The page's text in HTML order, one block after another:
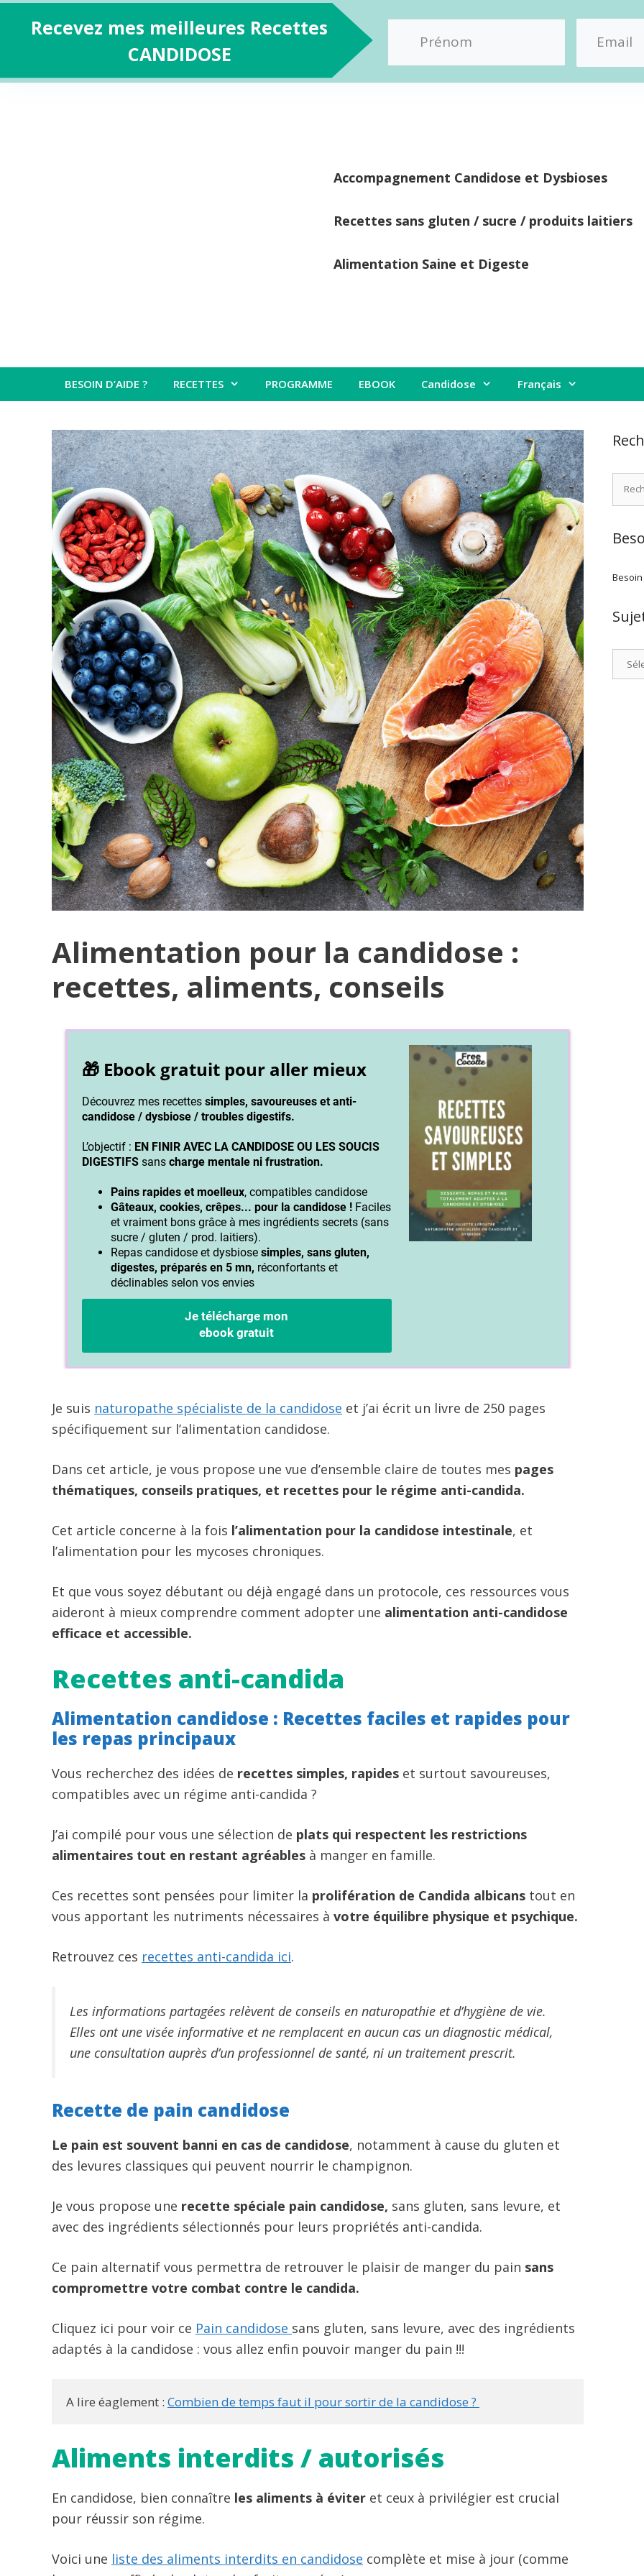
Accompagnement Candidose et Dysbioses
Recettes sans gluten / sucre / produits laitiers
Alimentation Saine et Digeste
BESOIN D’AIDE ? RECETTES PROGRAMME EBOOK Candidose Français
Alimentation pour la candidose :
recettes, aliments, conseils
Je suis naturopathe spécialiste de la candidose et j’ai écrit un livre de 250 pages
spécifiquement sur l’alimentation candidose.
Dans cet article, je vous propose une vue d’ensemble claire de toutes mes pages
thématiques, conseils pratiques, et recettes pour le régime anti-candida.
Cet article concerne à la fois l’alimentation pour la candidose intestinale, et
l’alimentation pour les mycoses chroniques.
Et que vous soyez débutant ou déjà engagé dans un protocole, ces ressources vous
aideront à mieux comprendre comment adopter une alimentation anti-candidose
efficace et accessible.
Recettes anti-candida
Alimentation candidose : Recettes faciles et rapides pour
les repas principaux
Vous recherchez des idées de recettes simples, rapides et surtout savoureuses,
compatibles avec un régime anti-candida ?
J’ai compilé pour vous une sélection de plats qui respectent les restrictions
alimentaires tout en restant agréables à manger en famille.
Ces recettes sont pensées pour limiter la prolifération de Candida albicans tout en
vous apportant les nutriments nécessaires à votre équilibre physique et psychique.
Retrouvez ces recettes anti-candida ici.
Les informations partagées relèvent de conseils en naturopathie et d’hygiène de vie.
Elles ont une visée informative et ne remplacent en aucun cas un diagnostic médical,
une consultation auprès d’un professionnel de santé, ni un traitement prescrit.
Recette de pain candidose
Le pain est souvent banni en cas de candidose, notamment à cause du gluten et
des levures classiques qui peuvent nourrir le champignon.
Je vous propose une recette spéciale pain candidose, sans gluten, sans levure, et
avec des ingrédients sélectionnés pour leurs propriétés anti-candida.
Ce pain alternatif vous permettra de retrouver le plaisir de manger du pain sans
compromettre votre combat contre le candida.
Cliquez ici pour voir ce Pain candidose sans gluten, sans levure, avec des ingrédients
adaptés à la candidose : vous allez enfin pouvoir manger du pain !!!
A lire éaglement : Combien de temps faut il pour sortir de la candidose ?
Aliments interdits / autorisés
En candidose, bien connaître les aliments à éviter et ceux à privilégier est crucial
pour réussir son régime.
Voici une liste des aliments interdits en candidose complète et mise à jour (comme
Recevez mes meilleures Recettes
CANDIDOSE